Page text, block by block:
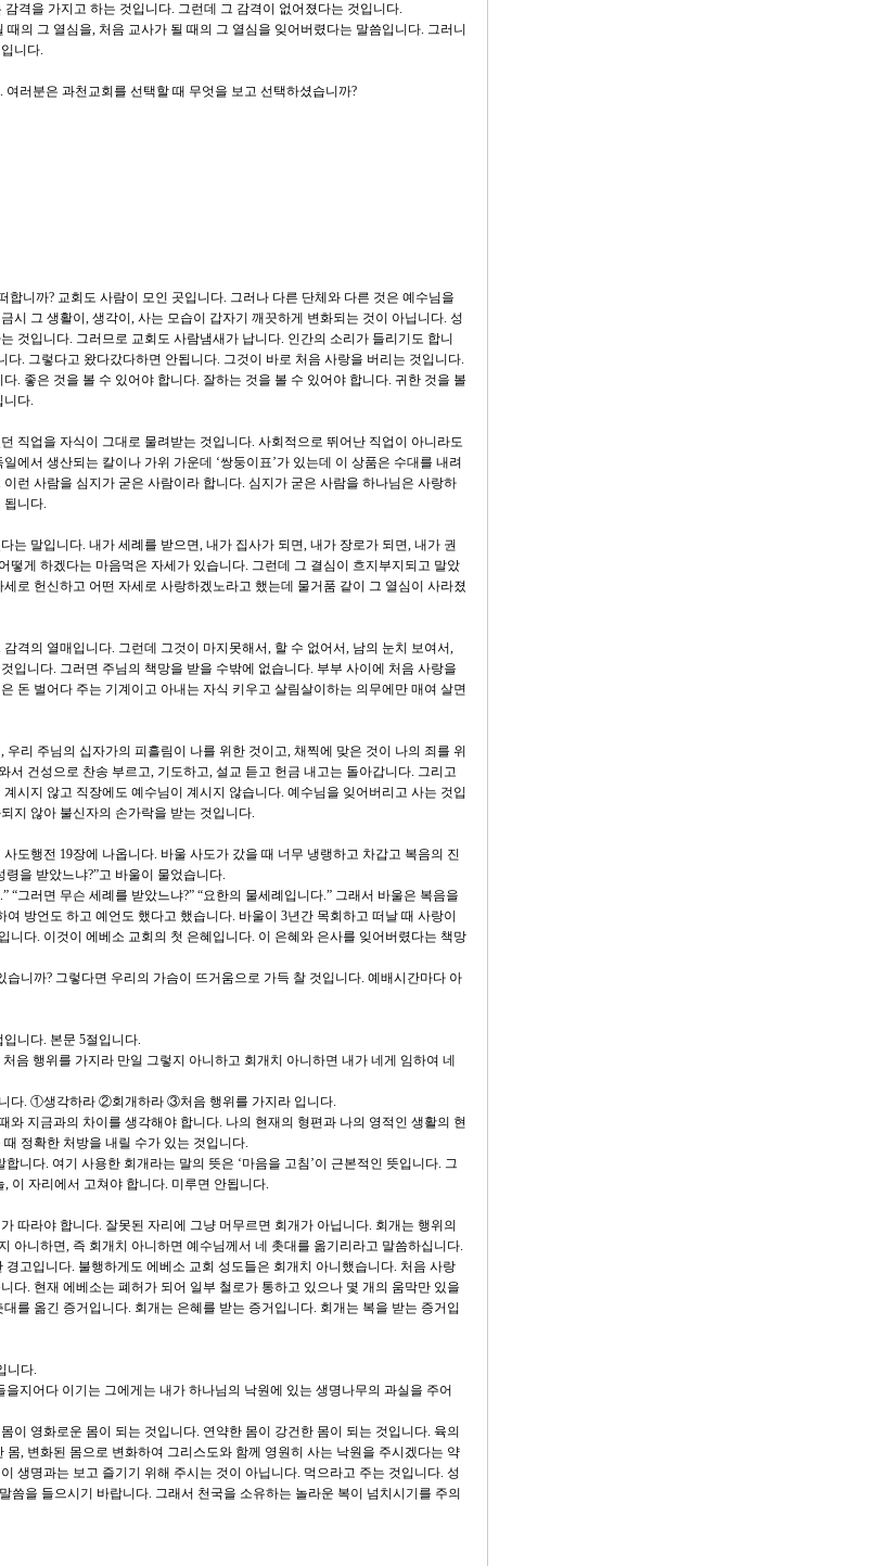
격을 가지고 하는 것입니다. 그런데 그 감격이 없어졌다는 것입니다.
의 그 열심을, 처음 교사가 될 때의 그 열심을 잊어버렸다는 말씀입니다. 그러니
니다.
러분은 과천교회를 선택할 때 무엇을 보고 선택하셨습니까?
합니까? 교회도 사람이 모인 곳입니다. 그러나 다른 단체와 다른 것은 예수님을
시 그 생활이, 생각이, 사는 모습이 갑자기 깨끗하게 변화되는 것이 아닙니다. 성
것입니다. 그러므로 교회도 사람냄새가 납니다. 인간의 소리가 들리기도 합니
다. 그렇다고 왔다갔다하면 안됩니다. 그것이 바로 처음 사랑을 버리는 것입니다.
. 좋은 것을 볼 수 있어야 합니다. 잘하는 것을 볼 수 있어야 합니다. 귀한 것을 볼
니다.
직업을 자식이 그대로 물려받는 것입니다. 사회적으로 뛰어난 직업이 아니라도
에서 생산되는 칼이나 가위 가운데 ‘쌍둥이표’가 있는데 이 상품은 수대를 내려
런 사람을 심지가 굳은 사람이라 합니다. 심지가 굳은 사람을 하나님은 사랑하
됩니다.
는 말입니다. 내가 세례를 받으면, 내가 집사가 되면, 내가 장로가 되면, 내가 권
떻게 하겠다는 마음먹은 자세가 있습니다. 그런데 그 결심이 흐지부지되고 말았
로 헌신하고 어떤 자세로 사랑하겠노라고 했는데 물거품 같이 그 열심이 사라졌
격의 열매입니다. 그런데 그것이 마지못해서, 할 수 없어서, 남의 눈치 보여서,
입니다. 그러면 주님의 책망을 받을 수밖에 없습니다. 부부 사이에 처음 사랑을
돈 벌어다 주는 기계이고 아내는 자식 키우고 살림살이하는 의무에만 매여 살면
리 주님의 십자가의 피흘림이 나를 위한 것이고, 채찍에 맞은 것이 나의 죄를 위
서 건성으로 찬송 부르고, 기도하고, 설교 듣고 헌금 내고는 돌아갑니다. 그리고
시지 않고 직장에도 예수님이 계시지 않습니다. 예수님을 잊어버리고 사는 것입
지 않아 불신자의 손가락을 받는 것입니다.
도행전 19장에 나옵니다. 바울 사도가 갔을 때 너무 냉랭하고 차갑고 복음의 진
을 받았느냐?”고 바울이 물었습니다.
“그러면 무슨 세례를 받았느냐?” “요한의 물세례입니다.” 그래서 바울은 복음을
방언도 하고 예언도 했다고 했습니다. 바울이 3년간 목회하고 떠날 때 사랑이
니다. 이것이 에베소 교회의 첫 은혜입니다. 이 은혜와 은사를 잊어버렸다는 책망
니까? 그렇다면 우리의 가슴이 뜨거움으로 가득 찰 것입니다. 예배시간마다 아
니다. 본문 5절입니다.
음 행위를 가지라 만일 그렇지 아니하고 회개치 아니하면 내가 네게 임하여 네
다. ①생각하라 ②회개하라 ③처음 행위를 가지라 입니다.
와 지금과의 차이를 생각해야 합니다. 나의 현재의 형편과 나의 영적인 생활의 현
정확한 처방을 내릴 수가 있는 것입니다.
니다. 여기 사용한 회개라는 말의 뜻은 ‘마음을 고침’이 근본적인 뜻입니다. 그
이 자리에서 고쳐야 합니다. 미루면 안됩니다.
따라야 합니다. 잘못된 자리에 그냥 머무르면 회개가 아닙니다. 회개는 행위의
아니하면, 즉 회개치 아니하면 예수님께서 네 촛대를 옮기리라고 말씀하십니다.
고입니다. 불행하게도 에베소 교회 성도들은 회개치 아니했습니다. 처음 사랑
다. 현재 에베소는 폐허가 되어 일부 철로가 통하고 있으나 몇 개의 움막만 있을
를 옮긴 증거입니다. 회개는 은혜를 받는 증거입니다. 회개는 복을 받는 증거입
니다.
지어다 이기는 그에게는 내가 하나님의 낙원에 있는 생명나무의 과실을 주어
이 영화로운 몸이 되는 것입니다. 연약한 몸이 강건한 몸이 되는 것입니다. 육의
, 변화된 몸으로 변화하여 그리스도와 함께 영원히 사는 낙원을 주시겠다는 약
생명과는 보고 즐기기 위해 주시는 것이 아닙니다. 먹으라고 주는 것입니다. 성
씀을 들으시기 바랍니다. 그래서 천국을 소유하는 놀라운 복이 넘치시기를 주의